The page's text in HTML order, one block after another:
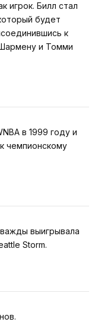
игрок. Билл стал
будет
к
и Томми
в 1999 году и
чемпионскому
выигрывала
Storm.